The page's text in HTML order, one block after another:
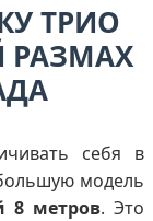
ТРИО
себя в
модель
8 метров. Это